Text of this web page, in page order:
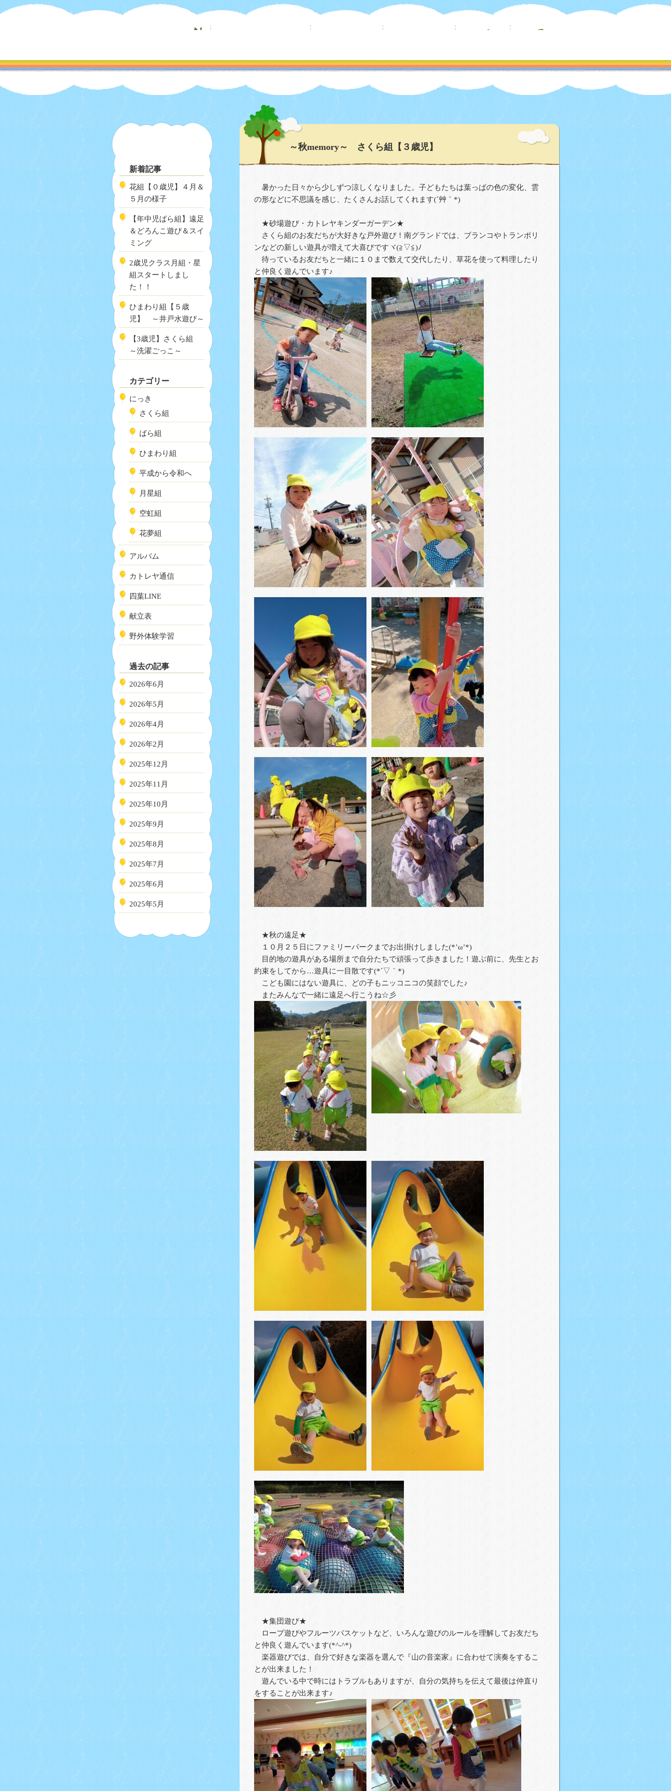
～秋memory～ さくら組【３歳児】
暑かった日々から少しずつ涼しくなりました。子どもたちは葉っぱの色の変化、雲
の形などに不思議を感じ、たくさんお話してくれます(´艸｀*)
★砂場遊び・カトレヤキンダーガーデン★
さくら組のお友だちが大好きな戸外遊び！南グランドでは、ブランコやトランポリ
ンなどの新しい遊具が増えて大喜びですヾ(≧▽≦)ﾉ
待っているお友だちと一緒に１０まで数えて交代したり、草花を使って料理したり
と仲良く遊んでいます♪
★秋の遠足★
１０月２５日にファミリーパークまでお出掛けしました(*’ω’*)
目的地の遊具がある場所まで自分たちで頑張って歩きました！遊ぶ前に、先生とお
約束をしてから…遊具に一目散です(*´▽｀*)
こども園にはない遊具に、どの子もニッコニコの笑顔でした♪
またみんなで一緒に遠足へ行こうね☆彡
★集団遊び★
ロープ遊びやフルーツバスケットなど、いろんな遊びのルールを理解してお友だち
と仲良く遊んでいます(*^-^*)
楽器遊びでは、自分で好きな楽器を選んで『山の音楽家』に合わせて演奏をするこ
とが出来ました！
遊んでいる中で時にはトラブルもありますが、自分の気持ちを伝えて最後は仲直り
をすることが出来ます♪
新着記事
花組【０歳児】４月＆
５月の様子
【年中児ばら組】遠足
＆どろんこ遊び＆スイ
ミング
2歳児クラス月組・星
組スタートしまし
た！！
ひまわり組【５歳
児】 ～井戸水遊び～
【3歳児】さくら組
～洗濯ごっこ～
カテゴリー
にっき
さくら組
ばら組
ひまわり組
平成から令和へ
月星組
空虹組
花夢組
アルバム
カトレヤ通信
四葉LINE
献立表
野外体験学習
過去の記事
2026年6月
2026年5月
2026年4月
2026年2月
2025年12月
2025年11月
2025年10月
2025年9月
2025年8月
2025年7月
2025年6月
2025年5月